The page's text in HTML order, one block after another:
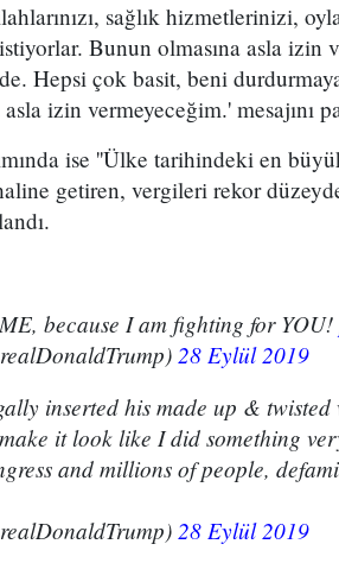
sağlık hizmetlerinizi,
istiyorlar. Bunun olmasına asla
Hepsi çok basit, beni
izin vermeyeceğim.' mesajını
ise ''Ülke tarihindeki en
getiren, vergileri rekor
because I am fighting for YOU!
28 Eylül 2019
inserted his made up &
it look like I did something
and millions of people,
28 Eylül 2019